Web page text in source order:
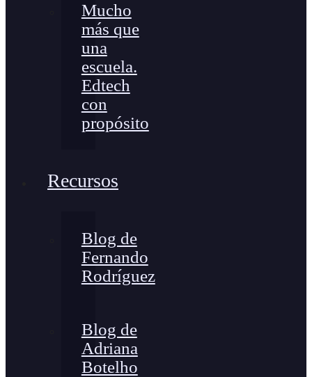
Mucho
más que
una
escuela.
Edtech
con
propósito
Recursos
Blog de
Fernando
Rodríguez
Blog de
Adriana
Botelho